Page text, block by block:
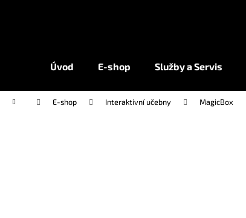
Úvod E-shop Služby a Servis
Domů E-shop Interaktivní učebny MagicBox
obchodu
obchodu